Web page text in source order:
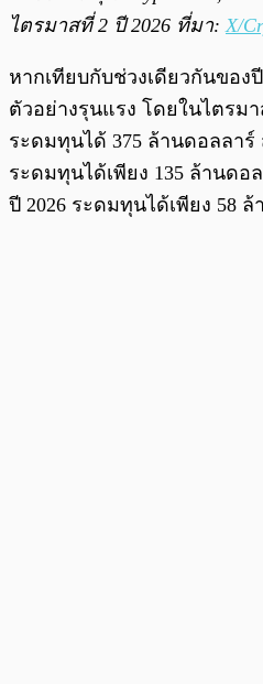
ไตรมาสที่ 2 ปี 2026 ที่มา:X/
หากเทียบกับช่วงเดียวกันขอ
ตัวอย่างรุนแรง โดยในไตรม
ระดมทุนได้ 375 ล้านดอลลาร์
ระดมทุนได้เพียง 135 ล้านด
ปี 2026 ระดมทุนได้เพียง 58